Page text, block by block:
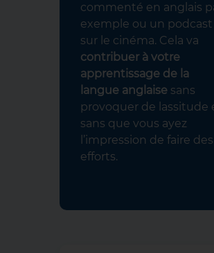
commenté en anglais
exemple ou un podcast
sur le cinéma. Cela va
contribuer à votre
apprentissage de la
langue anglaise sans
provoquer de lassitude
sans que vous ayez
l’impression de faire des
efforts.